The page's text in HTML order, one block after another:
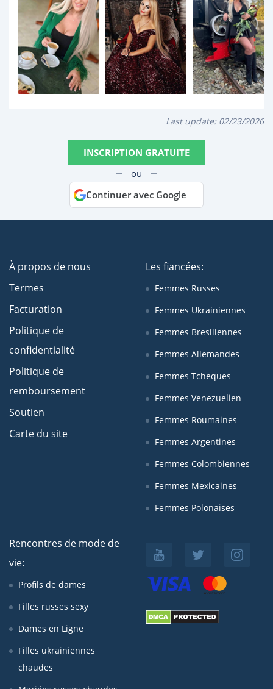
Last update: 02/23/2026
INSCRIPTION GRATUITE
ou
Continuer avec Google
À propos de nous
Termes
Facturation
Politique de
confidentialité
Politique de
remboursement
Soutien
Carte du site
Les fiancées:
Femmes Russes
Femmes Ukrainiennes
Femmes Bresiliennes
Femmes Allemandes
Femmes Tcheques
Femmes Venezuelien
Femmes Roumaines
Femmes Argentines
Femmes Colombiennes
Femmes Mexicaines
Femmes Polonaises
Rencontres de mode de
vie:
Profils de dames
Filles russes sexy
Dames en Ligne
Filles ukrainiennes
chaudes